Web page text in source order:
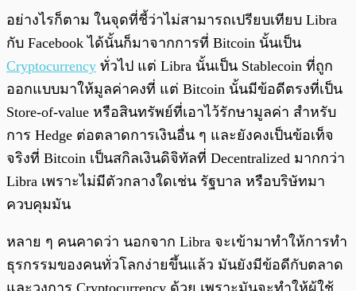
อย่างไรก็ตาม ในจุดที่ชี้ว่าไม่สามารถเปรียบเทียบ Libra
กับ Facebook ได้นั้นก็มาจากการที่ Bitcoin นั้นเป็น
Cryptocurrency ทั่วไป แต่ Libra นั้นเป็น Stablecoin ที่ถูก
ออกแบบมาให้มูลค่าคงที่ แต่ Bitcoin นั้นมีข้อดีตรงที่เป็น
Store-of-value หรือสินทรัพย์ที่เอาไว้รักษามูลค่า สำหรับ
การ Hedge ต่อตลาดการเงินอื่น ๆ และยังคงเป็นข้อเท็จ
จริงที่ Bitcoin เป็นสกิลเงินดิจิทัลที่ Decentralized มากกว่า
Libra เพราะไม่มีตัวกลางใดเช่น รัฐบาล หรือบริษัทมา
ควบคุมมัน
หลาย ๆ คนคาดว่า นอกจาก Libra จะเข้ามาทำให้การทำ
ธุรกรรมของคนทั่วโลกง่ายขึ้นแล้ว มันยังมีข้อดีกับตลาด
และวงการ Cryptocurrency ด้วย เพราะมันจะทำให้ผู้ใช้